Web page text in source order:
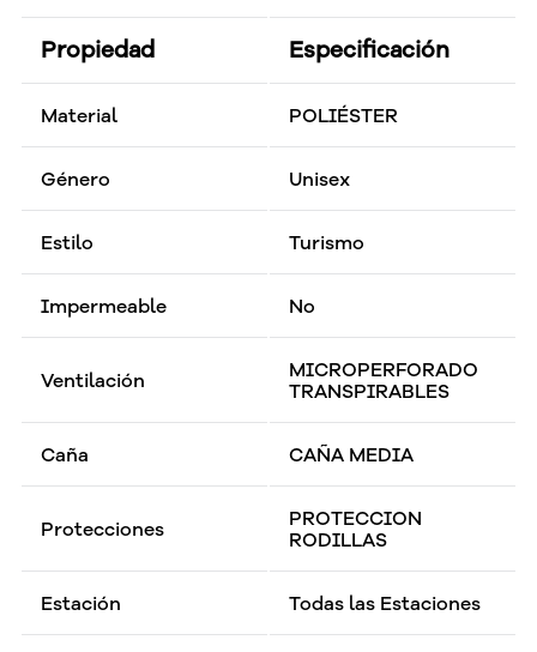
Propiedad Especificación
Material POLIÉSTER
Género Unisex
Estilo Turismo
Impermeable No
Ventilación
MICROPERFORADO
TRANSPIRABLES
Caña CAÑA MEDIA
Protecciones
PROTECCION
RODILLAS
Estación Todas las Estaciones